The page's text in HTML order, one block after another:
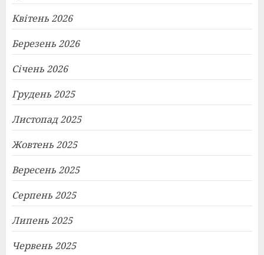
Квітень 2026
Березень 2026
Січень 2026
Грудень 2025
Листопад 2025
Жовтень 2025
Вересень 2025
Серпень 2025
Липень 2025
Червень 2025